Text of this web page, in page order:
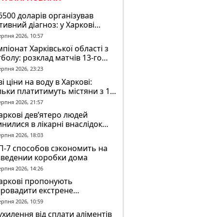
доларів організував
діагноз: у Харкові
про підозру
психлікарні
2026, 10:57
Харківської області з
розклад матчів 13-го
на 8 серпня
2026, 23:23
ціни на воду в Харкові:
платитимуть містяни з 1
2026, 21:57
дев’ятеро людей
в лікарні внаслідок
з автобусом
2026, 18:03
7 способов сэкономить на
коробки дома
2026, 14:26
пропонують
екстрене
в трамваях і
2026, 10:59
від сплати аліментів